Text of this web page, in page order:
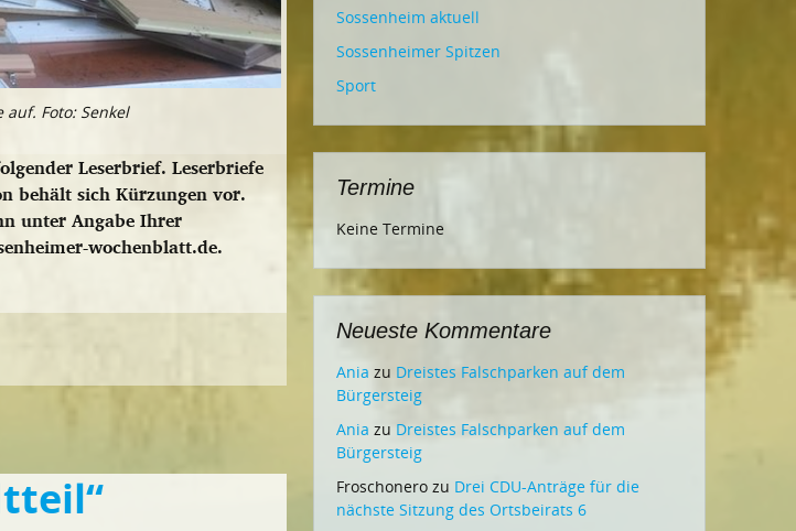
Foto: Senkel
Leserbrief. Leserbriefe
behält sich Kürzungen vor.
unter Angabe Ihrer
wochenblatt.de.
Sossenheim aktuell
Sossenheimer Spitzen
Sport
Termine
Keine Termine
Neueste Kommentare
Ania zu Dreistes Falschparken auf dem
Bürgersteig
Ania zu Dreistes Falschparken auf dem
Bürgersteig
Froschonero zu Drei CDU-Anträge für die
nächste Sitzung des Ortsbeirats 6